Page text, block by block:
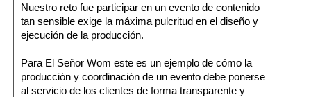
Nuestro reto fue participar en un evento de contenido
tan sensible exige la máxima pulcritud en el diseño y
ejecución de la producción.
Para El Señor Wom este es un ejemplo de cómo la
producción y coordinación de un evento debe ponerse
al servicio de los clientes de forma transparente y